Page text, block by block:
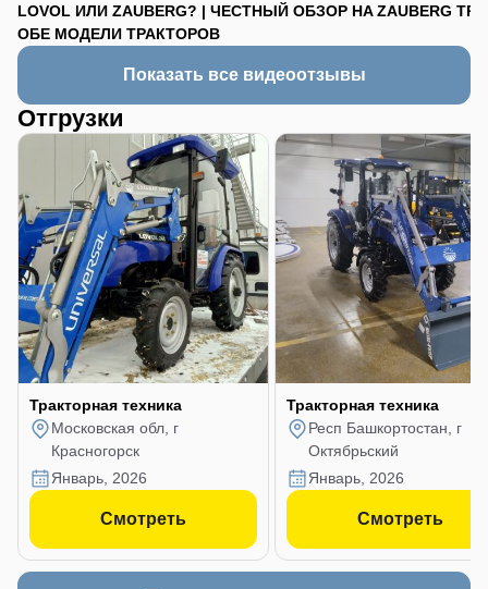
LOVOL ИЛИ ZAUBERG? | ЧЕСТНЫЙ ОБЗОР НА
ОБЕ МОДЕЛИ ТРАКТОРОВ
ZAUBERG
Показать все видеоотзывы
Отгрузки
Тракторная техника
Московская обл, г
Красногорск
январь, 2026
Смотреть
Тракторная техника
Респ Башкортостан, г
Октябрьский
январь, 2026
Смотреть